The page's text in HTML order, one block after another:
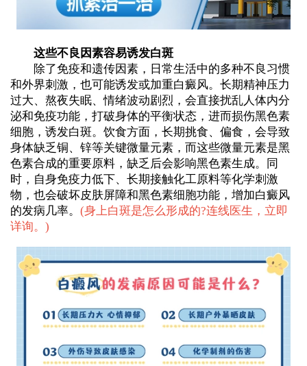
这些不良因素容易诱发白斑
除了免疫和遗传因素，日常生活中的多种不良习惯
和外界刺激，也可能诱发或加重白癜风。长期精神压力
过大、熬夜失眠、情绪波动剧烈，会直接扰乱人体内分
泌和免疫功能，打破身体的平衡状态，进而损伤黑色素
细胞，诱发白斑。饮食方面，长期挑食、偏食，会导致
身体缺乏铜、锌等关键微量元素，而这些微量元素是黑
色素合成的重要原料，缺乏后会影响黑色素生成。同
时，自身免疫力低下、长期接触化工原料等化学刺激
物，也会破坏皮肤屏障和黑色素细胞功能，增加白癜风
的发病几率。 (身上白斑是怎么形成的?连线医生，立即
详询。 )